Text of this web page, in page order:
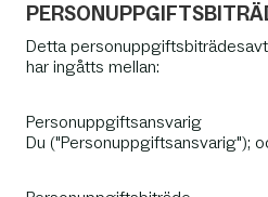
Detta
har ingåtts mellan:
Personuppgiftsansvarig
Du ("Personuppgiftsansvarig");